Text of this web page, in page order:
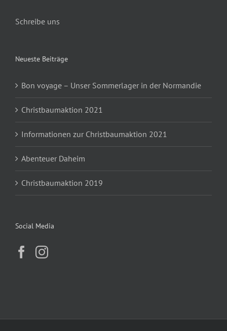
Schreibe uns
Neueste Beiträge
Bon voyage – Unser Sommerlager in der Normandie
Christbaumaktion 2021
Informationen zur Christbaumaktion 2021
Abenteuer Daheim
Christbaumaktion 2019
Social Media